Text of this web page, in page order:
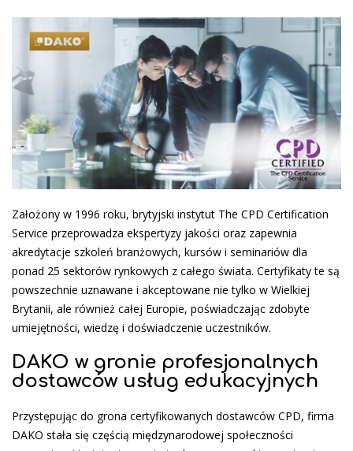
Założony w 1996 roku, brytyjski instytut The CPD Certification
Service przeprowadza ekspertyzy jakości oraz zapewnia
akredytacje szkoleń branżowych, kursów i seminariów dla
ponad 25 sektorów rynkowych z całego świata. Certyfikaty te są
powszechnie uznawane i akceptowane nie tylko w Wielkiej
Brytanii, ale również całej Europie, poświadczając zdobyte
umiejętności, wiedzę i doświadczenie uczestników.
DAKO w gronie profesjonalnych
dostawców usług edukacyjnych
Przystępując do grona certyfikowanych dostawców CPD, firma
DAKO stała się częścią międzynarodowej społeczności